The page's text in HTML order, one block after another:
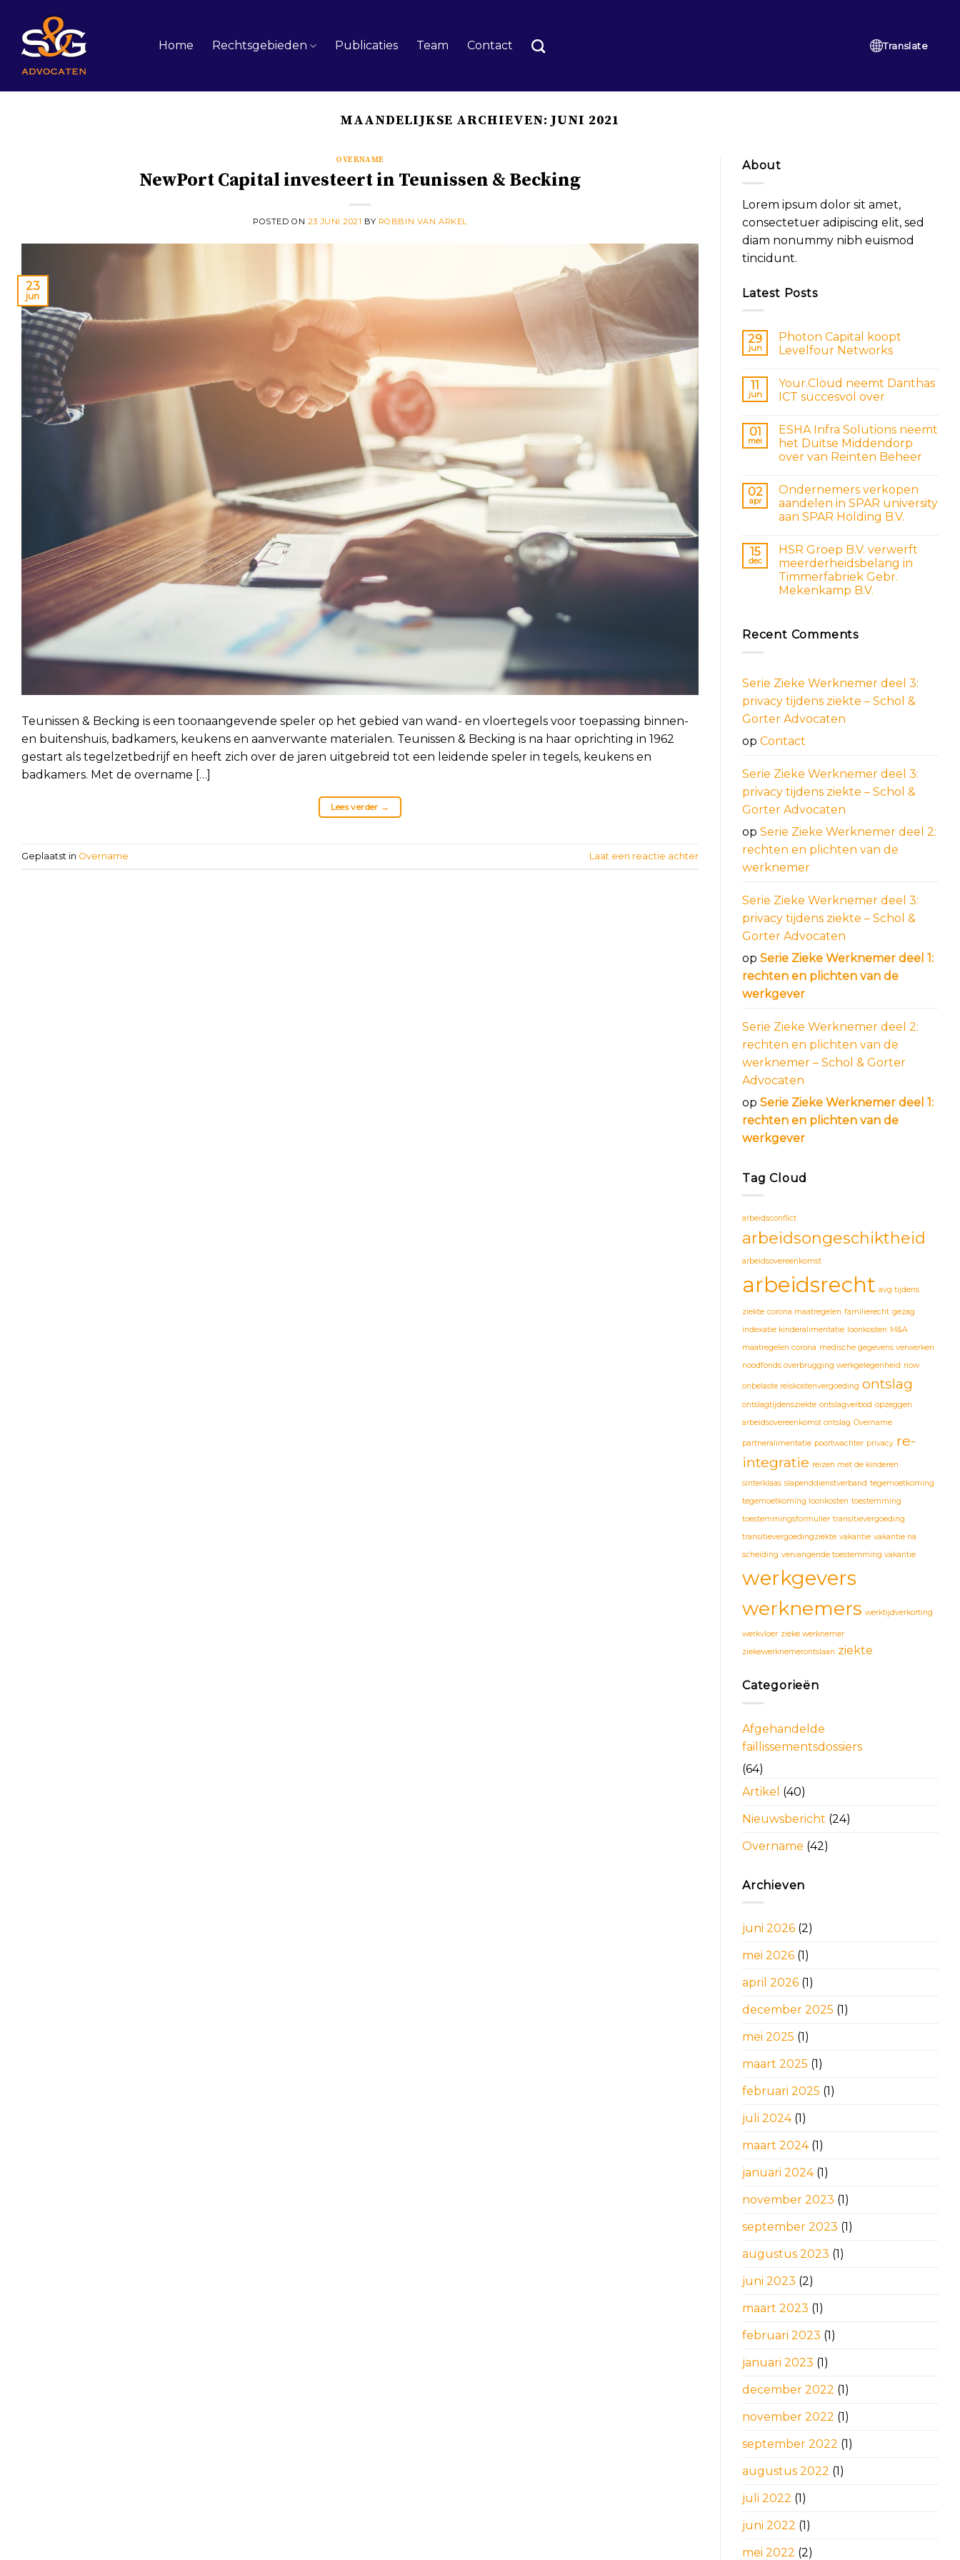
content
Home Rechtsgebieden Publicaties Team Contact Translate
MAANDELIJKSE ARCHIEVEN:JUNI 2021
OVERNAME
NewPort Capital investeert in Teunissen & Becking
POSTED ON 23 JUNI 2021 BY ROBBIN VAN ARKEL
23
jun
Teunissen & Becking is een toonaangevende speler op het gebied van wand- en vloertegels voor toepassing binnen-
en buitenshuis, badkamers, keukens en aanverwante materialen. Teunissen & Becking is na haar oprichting in 1962
gestart als tegelzetbedrijf en heeft zich over de jaren uitgebreid tot een leidende speler in tegels, keukens en
badkamers. Met de overname […]
Lees verder →
Geplaatst in Overname Laat een reactie achter
About
Lorem ipsum dolor sit amet,
consectetuer adipiscing elit, sed
diam nonummy nibh euismod
tincidunt.
Latest Posts
29
jun
Photon Capital koopt
Levelfour Networks
11
jun
Your.Cloud neemt Danthas
ICT succesvol over
01
mei
ESHA Infra Solutions neemt
het Duitse Middendorp
over van Reinten Beheer
02
apr
Ondernemers verkopen
aandelen in SPAR university
aan SPAR Holding B.V.
15
dec
HSR Groep B.V. verwerft
meerderheidsbelang in
Timmerfabriek Gebr.
Mekenkamp B.V.
Recent Comments
Serie Zieke Werknemer deel 3:
privacy tijdens ziekte – Schol &
Gorter Advocaten
op Contact
Serie Zieke Werknemer deel 3:
privacy tijdens ziekte – Schol &
Gorter Advocaten
op Serie Zieke Werknemer deel 2:
rechten en plichten van de
werknemer
Serie Zieke Werknemer deel 3:
privacy tijdens ziekte – Schol &
Gorter Advocaten
op Serie Zieke Werknemer deel 1:
rechten en plichten van de
werkgever
Serie Zieke Werknemer deel 2:
rechten en plichten van de
werknemer – Schol & Gorter
Advocaten
op Serie Zieke Werknemer deel 1:
rechten en plichten van de
werkgever
Tag Cloud
arbeidsconflict
arbeidsongeschiktheid
arbeidsovereenkomst
arbeidsrecht avg tijdens
ziekte corona maatregelen familierecht gezag
indexatie kinderalimentatie loonkosten M&A
maatregelen corona medische gegevens verwerken
noodfonds overbrugging werkgelegenheid now
onbelaste reiskostenvergoeding ontslag
ontslagtijdensziekte ontslagverbod opzeggen
arbeidsovereenkomst ontslag Overname
partneralimentatie poortwachter privacy re-
integratie reizen met de kinderen
sinterklaas slapenddienstverband tegemoetkoming
tegemoetkoming loonkosten toestemming
toestemmingsformulier transitievergoeding
transitievergoedingziekte vakantie vakantie na
scheiding vervangende toestemming vakantie
werkgevers
werknemers werktijdverkorting
werkvloer zieke werknemer
ziekewerknemerontslaan ziekte
Categorieën
Afgehandelde
faillissementsdossiers
(64)
Artikel (40)
Nieuwsbericht (24)
Overname (42)
Archieven
juni 2026 (2)
mei 2026 (1)
april 2026 (1)
december 2025 (1)
mei 2025 (1)
maart 2025 (1)
februari 2025 (1)
juli 2024(1)
maart 2024(1)
januari 2024(1)
november 2023 (1)
september 2023 (1)
augustus 2023 (1)
juni 2023 (2)
maart 2023 (1)
februari 2023 (1)
januari 2023 (1)
december 2022 (1)
november 2022 (1)
september 2022 (1)
augustus 2022 (1)
juli 2022 (1)
juni 2022 (1)
mei 2022 (2)